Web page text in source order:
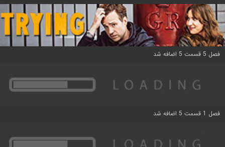
فصل 5 قسمت 5 اضافه شد
فصل 1 قسمت 5 اضافه شد